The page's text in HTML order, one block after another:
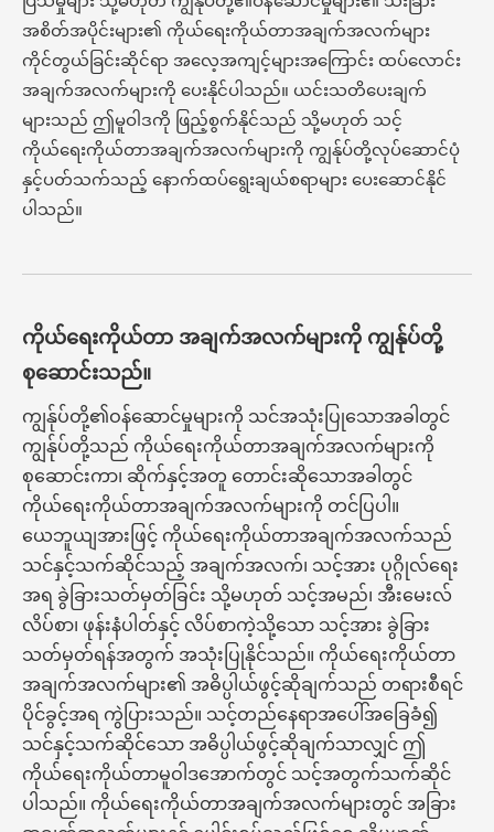
အစိတ်အပိုင်းများ၏ ကိုယ်ရေးကိုယ်တာအချက်အလက်များ
ကိုင်တွယ်ခြင်းဆိုင်ရာ အလေ့အကျင့်များအကြောင်း ထပ်လောင်း
အချက်အလက်များကို ပေးနိုင်ပါသည်။ ယင်းသတိပေးချက်
များသည် ဤမူဝါဒကို ဖြည့်စွက်နိုင်သည် သို့မဟုတ် သင့်
ကိုယ်ရေးကိုယ်တာအချက်အလက်များကို ကျွန်ုပ်တို့လုပ်ဆောင်ပုံ
နှင့်ပတ်သက်သည့် နောက်ထပ်ရွေးချယ်စရာများ ပေးဆောင်နိုင်
ပါသည်။
ကိုယ်ရေးကိုယ်တာ အချက်အလက်များကို ကျွန်ုပ်တို့
စုဆောင်းသည်။
ကျွန်ုပ်တို့၏ဝန်ဆောင်မှုများကို သင်အသုံးပြုသောအခါတွင်
ကျွန်ုပ်တို့သည် ကိုယ်ရေးကိုယ်တာအချက်အလက်များကို
စုဆောင်းကာ၊ ဆိုက်နှင့်အတူ တောင်းဆိုသောအခါတွင်
ကိုယ်ရေးကိုယ်တာအချက်အလက်များကို တင်ပြပါ။
ယေဘူယျအားဖြင့် ကိုယ်ရေးကိုယ်တာအချက်အလက်သည်
သင်နှင့်သက်ဆိုင်သည့် အချက်အလက်၊ သင့်အား ပုဂ္ဂိုလ်ရေး
အရ ခွဲခြားသတ်မှတ်ခြင်း သို့မဟုတ် သင့်အမည်၊ အီးမေးလ်
လိပ်စာ၊ ဖုန်းနံပါတ်နှင့် လိပ်စာကဲ့သို့သော သင့်အား ခွဲခြား
သတ်မှတ်ရန်အတွက် အသုံးပြုနိုင်သည်။ ကိုယ်ရေးကိုယ်တာ
အချက်အလက်များ၏ အဓိပ္ပါယ်ဖွင့်ဆိုချက်သည် တရားစီရင်
ပိုင်ခွင့်အရ ကွဲပြားသည်။ သင့်တည်နေရာအပေါ်အခြေခံ၍
သင်နှင့်သက်ဆိုင်သော အဓိပ္ပါယ်ဖွင့်ဆိုချက်သာလျှင် ဤ
ကိုယ်ရေးကိုယ်တာမူဝါဒအောက်တွင် သင့်အတွက်သက်ဆိုင်
ပါသည်။ ကိုယ်ရေးကိုယ်တာအချက်အလက်များတွင် အခြား